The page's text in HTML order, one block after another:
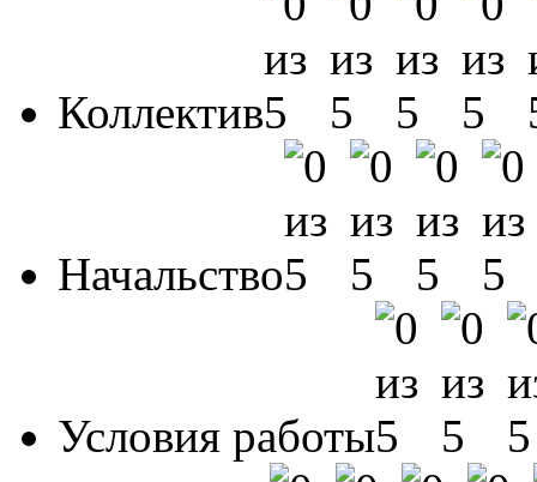
Коллектив
Начальство
Условия работы